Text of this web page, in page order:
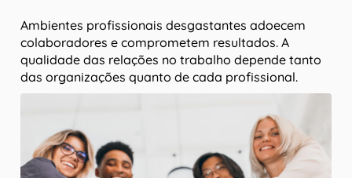
Ambientes profissionais desgastantes adoecem
colaboradores e comprometem resultados. A
qualidade das relações no trabalho depende tanto
das organizações quanto de cada profissional.